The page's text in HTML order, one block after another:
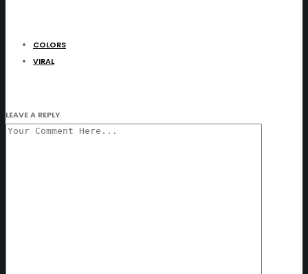
COLORS
VIRAL
LEAVE A REPLY